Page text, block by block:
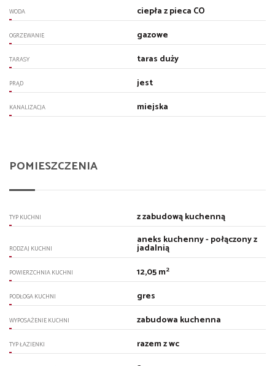
WODA ciepła z pieca CO
OGRZEWANIE gazowe
TARASY taras duży
PRĄD jest
KANALIZACJA miejska
POMIESZCZENIA
TYP KUCHNI z zabudową kuchenną
RODZAJ KUCHNI
aneks kuchenny - połączony z
jadalnią
POWIERZCHNIA KUCHNI 12,05 m2
PODŁOGA KUCHNI gres
WYPOSAŻENIE KUCHNI zabudowa kuchenna
TYP ŁAZIENKI razem z wc